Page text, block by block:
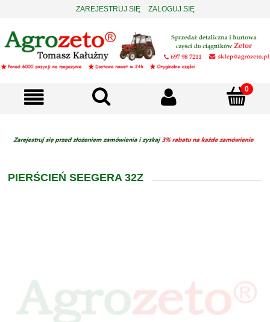
ZAREJESTRUJ SIĘ ZALOGUJ SIĘ
PIERŚCIEŃ SEEGERA 32Z